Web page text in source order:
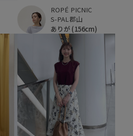
ROPÉ PICNIC
S-PAL郡山
ありが (156cm)